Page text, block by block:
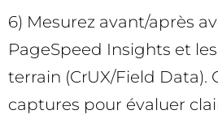
6) Mesurez avant/après
PageSpeed Insights et
terrain (CrUX/Field Data).
captures pour évaluer